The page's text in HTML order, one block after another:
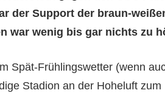
der Support der braun-
war wenig bis gar nichts zu
Spät-Frühlingswetter (wenn
Stadion an der Hoheluft